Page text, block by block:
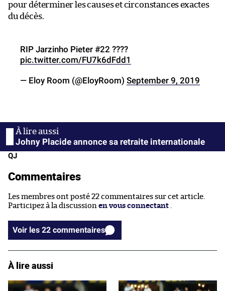
pour déterminer les causes et circonstances exactes
du décès.
RIP Jarzinho Pieter #22 ????
pic.twitter.com/FU7k6dFdd1
— Eloy Room (@EloyRoom) September 9, 2019
Johny Placide annonce sa retraite internationale
QJ
Commentaires
Les membres ont posté 22 commentaires sur cet article.
Participez à la discussion en vous connectant .
Voir les 22 commentaires
À lire aussi